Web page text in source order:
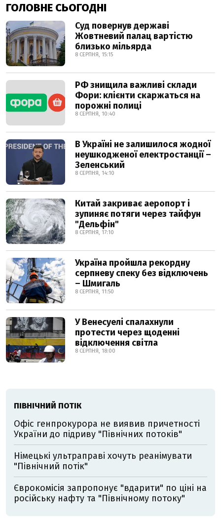
ГОЛОВНЕ СЬОГОДНІ
Суд повернув державі
Жовтневий палац вартістю
близько мільярда
8 СЕРПНЯ, 15:15
РФ знищила важливі склади
Фори: клієнти скаржаться на
порожні полиці
8 СЕРПНЯ, 10:40
В Україні не залишилося жодної
неушкодженої електростанції –
Зеленський
8 СЕРПНЯ, 14:10
Китай закриває аеропорт і
зупиняє потяги через тайфун
"Дельфін"
8 СЕРПНЯ, 17:10
Україна пройшла рекордну
серпневу спеку без відключень
– Шмигаль
8 СЕРПНЯ, 11:50
У Венесуелі спалахнули
протести через щоденні
відключення світла
8 СЕРПНЯ, 18:00
ПІВНІЧНИЙ ПОТІК
Офіс генпрокурора не виявив причетності
України до підриву "Північних потоків"
Німецькі ультраправі хочуть реанімувати
"Північний потік"
Єврокомісія запропонує "вдарити" по ціні на
російську нафту та "Північному потоку"